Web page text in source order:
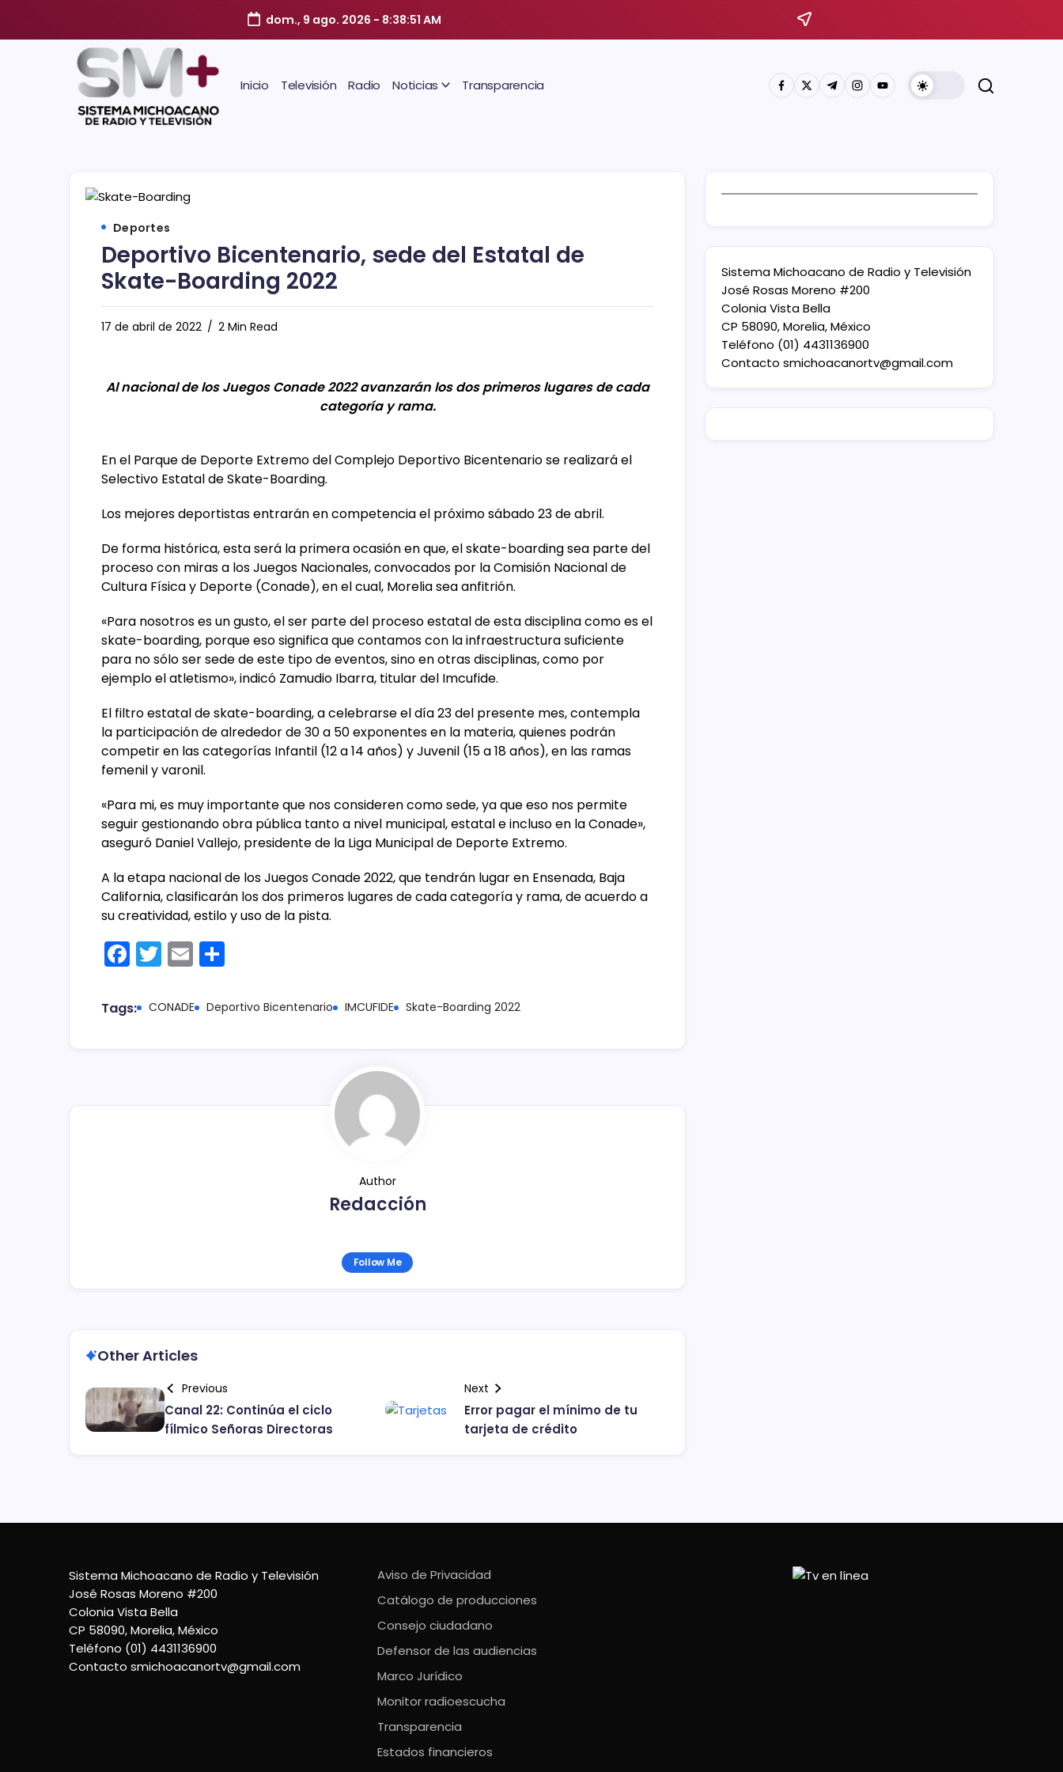
dom., 9 ago. 2026 - 8:38:52 AM
Inicio Televisión Radio Noticias Transparencia
Deportes
Deportivo Bicentenario, sede del Estatal de
Skate-Boarding 2022
17 de abril de 2022 2 Min Read
Al nacional de los Juegos Conade 2022 avanzarán los dos primeros lugares de cada
categoría y rama.
En el Parque de Deporte Extremo del Complejo Deportivo Bicentenario se realizará el
Selectivo Estatal de Skate-Boarding.
Los mejores deportistas entrarán en competencia el próximo sábado 23 de abril.
De forma histórica, esta será la primera ocasión en que, el skate-boarding sea parte del
proceso con miras a los Juegos Nacionales, convocados por la Comisión Nacional de
Cultura Física y Deporte (Conade), en el cual, Morelia sea anfitrión.
«Para nosotros es un gusto, el ser parte del proceso estatal de esta disciplina como es el
skate-boarding, porque eso significa que contamos con la infraestructura suficiente
para no sólo ser sede de este tipo de eventos, sino en otras disciplinas, como por
ejemplo el atletismo», indicó Zamudio Ibarra, titular del Imcufide.
El filtro estatal de skate-boarding, a celebrarse el día 23 del presente mes, contempla
la participación de alrededor de 30 a 50 exponentes en la materia, quienes podrán
competir en las categorías Infantil (12 a 14 años) y Juvenil (15 a 18 años), en las ramas
femenil y varonil.
«Para mi, es muy importante que nos consideren como sede, ya que eso nos permite
seguir gestionando obra pública tanto a nivel municipal, estatal e incluso en la Conade»,
aseguró Daniel Vallejo, presidente de la Liga Municipal de Deporte Extremo.
A la etapa nacional de los Juegos Conade 2022, que tendrán lugar en Ensenada, Baja
California, clasificarán los dos primeros lugares de cada categoría y rama, de acuerdo a
su creatividad, estilo y uso de la pista.
F
a
c
T
w
itt
E
m
ai m
Tags: CONADE Deportivo Bicentenario IMCUFIDE Skate-Boarding 2022
Author
Redacción
Follow Me
Other Articles
Previous
Canal 22: Continúa el ciclo
fílmico Señoras Directoras
Next
Error pagar el mínimo de tu
tarjeta de crédito
Sistema Michoacano de Radio y Televisión
José Rosas Moreno #200
Colonia Vista Bella
CP 58090, Morelia, México
Teléfono (01) 4431136900
Contacto smichoacanortv@gmail.com
Sistema Michoacano de Radio y Televisión
José Rosas Moreno #200
Colonia Vista Bella
CP 58090, Morelia, México
Teléfono (01) 4431136900
Contacto smichoacanortv@gmail.com
Aviso de Privacidad
Catálogo de producciones
Consejo ciudadano
Defensor de las audiencias
Marco Jurídico
Monitor radioescucha
Transparencia
Estados financieros